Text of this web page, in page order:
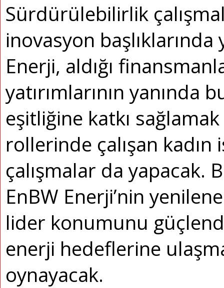
Sürdürülebilirlik
inovasyon
Enerji, aldığı
yatırımlarının yanında
eşitliğine katkı
rollerinde çalışan kadın
çalışmalar da yapacak.
EnBW Enerji’nin
lider konumunu
enerji hedeflerine
oynayacak.